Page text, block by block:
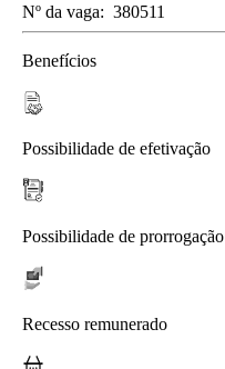
Nº da vaga: 380511
Benefícios
Possibilidade de efetivação
Possibilidade de prorrogação
Recesso remunerado